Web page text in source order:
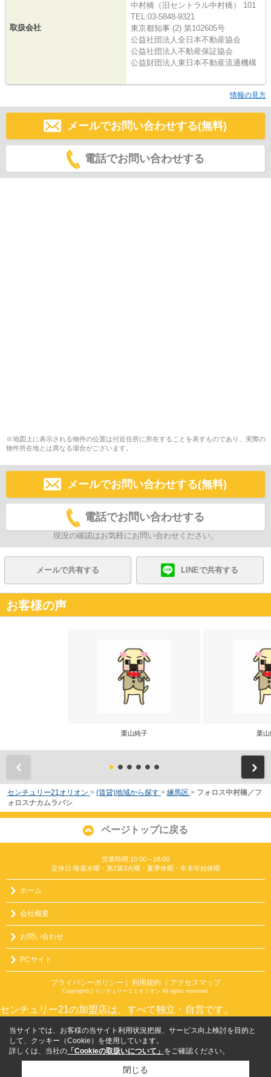
取扱会社
中村橋（旧セントラル中村橋） 101
TEL:03-5848-9321
東京都知事 (2) 第102605号
公益社団法人全日本不動産協会
公益社団法人不動産保証協会
公益財団法人東日本不動産流通機構
情報の見方
メールでお問い合わせする(無料)
電話でお問い合わせする
※地図上に表示される物件の位置は付近住所に所在することを表すものであり、実際の
物件所在地とは異なる場合がございます。
メールでお問い合わせする(無料)
電話でお問い合わせする
現況の確認はお気軽にお問い合わせください。
メールで共有する LINEで共有する
お客様の声
栗山純子 栗山
センチュリー21オリオン > (賃貸)地域から探す > 練馬区 > フォロス中村橋／フ
ォロスナカムラバシ
ページトップに戻る
営業時間:10:00～18:00
定休日:毎週水曜・第2第3火曜・夏季休暇・年末年始休暇
ホーム
会社概要
お問い合わせ
PCサイト
プライバシーポリシー 利用規約 ｜アクセスマップ
Copyright(c) センチュリー２１オリオン All rights reserved.
センチュリー21の加盟店は、すべて独立・自営です。
当サイトでは、お客様の当サイト利用状況把握、サービス向上検討を目的と
して、クッキー（Cookie）を使用しています。
詳しくは、当社の 「Cookieの取扱いについて」 をご確認ください。
閉じる